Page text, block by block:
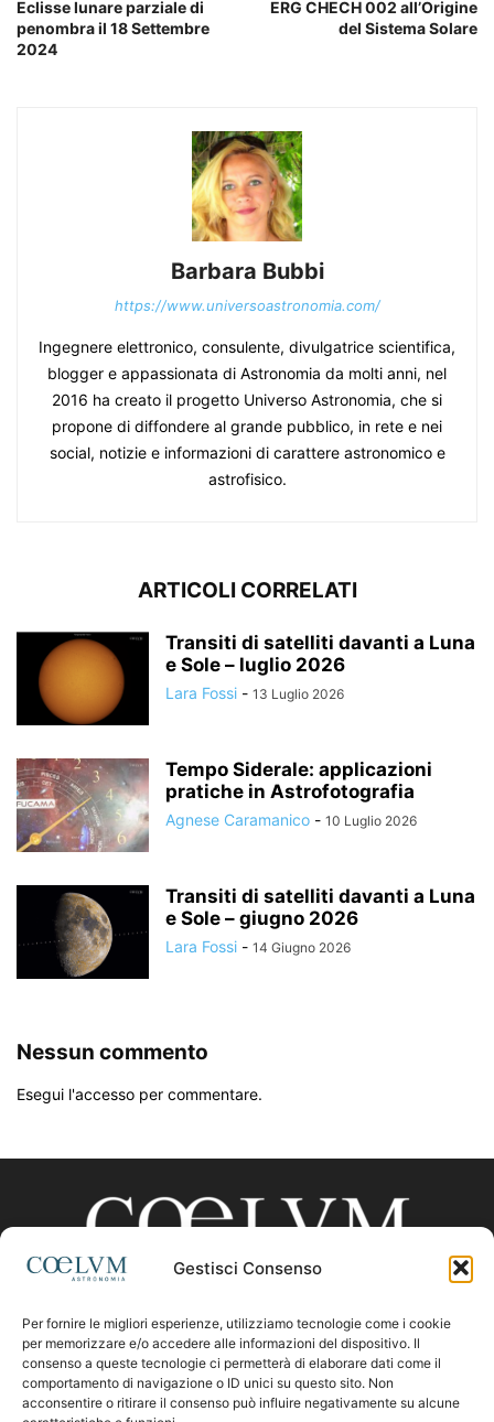
Gestisci Consenso
Per fornire le migliori esperienze, utilizziamo tecnologie come i cookie
per memorizzare e/o accedere alle informazioni del dispositivo. Il
consenso a queste tecnologie ci permetterà di elaborare dati come il
comportamento di navigazione o ID unici su questo sito. Non
acconsentire o ritirare il consenso può influire negativamente su alcune
Eclisse lunare parziale di
penombra il 18 Settembre
2024
ERG CHECH 002 all’Origine
del Sistema Solare
Barbara Bubbi
https://www.universoastronomia.com/
Ingegnere elettronico, consulente, divulgatrice scientifica,
blogger e appassionata di Astronomia da molti anni, nel
2016 ha creato il progetto Universo Astronomia, che si
propone di diffondere al grande pubblico, in rete e nei
social, notizie e informazioni di carattere astronomico e
astrofisico.
ARTICOLI CORRELATI
Transiti di satelliti davanti a Luna
e Sole – luglio 2026
Lara Fossi - 13 Luglio 2026
Tempo Siderale: applicazioni
pratiche in Astrofotografia
Agnese Caramanico - 10 Luglio 2026
Transiti di satelliti davanti a Luna
e Sole – giugno 2026
Lara Fossi - 14 Giugno 2026
Nessun commento
Esegui l'accesso per commentare.
CHI SIAMO
Contattaci:coelumastro@coelum.com